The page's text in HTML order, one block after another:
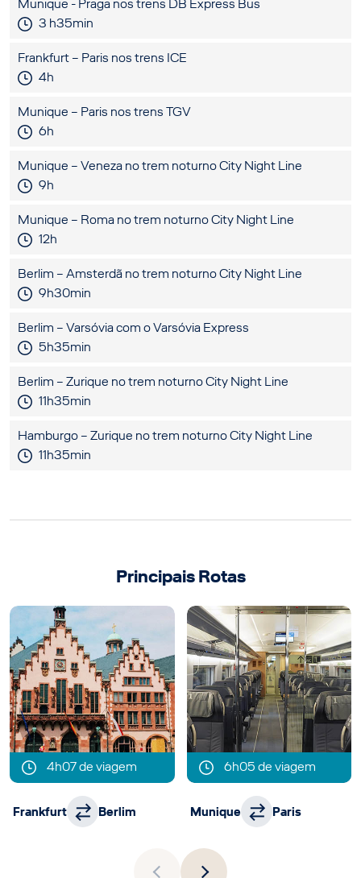
Munique - Praga nos trens DB Express Bus
3 h35min
Frankfurt – Paris nos trens ICE
4h
Munique – Paris nos trens TGV
6h
Munique – Veneza no trem noturno City Night Line
9h
Munique – Roma no trem noturno City Night Line
12h
Berlim – Amsterdã no trem noturno City Night Line
9h30min
Berlim – Varsóvia com o Varsóvia Express
5h35min
Berlim – Zurique no trem noturno City Night Line
11h35min
Hamburgo – Zurique no trem noturno City Night Line
11h35min
Principais Rotas
4h07 de viagem
Frankfurt Berlim
6h05 de viagem
Munique Paris